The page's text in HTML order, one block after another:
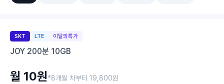
SKT LTE 이달의특가
JOY 200분 10GB
월 10원*8개월 차부터 19,800원